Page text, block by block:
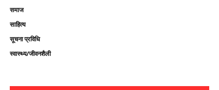
समाज
साहित्य
सूचना प्रविधि
स्वास्थ्य/जीवनशैली